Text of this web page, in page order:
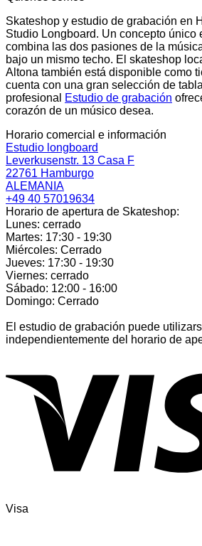
Skateshop y estudio de grabación en
Studio Longboard. Un concepto único
combina las dos pasiones de la
bajo un mismo techo. El skateshop
Altona también está disponible como
cuenta con una gran selección de
profesional
Estudio de grabación
corazón de un músico desea.
Horario comercial e información
Estudio longboard
Leverkusenstr. 13 Casa F
22761 Hamburgo
ALEMANIA
+49 40 57019634
Horario de apertura de Skateshop:
Lunes: cerrado
Martes: 17:30 - 19:30
Miércoles: Cerrado
Jueves: 17:30 - 19:30
Viernes: cerrado
Sábado: 12:00 - 16:00
Domingo: Cerrado
El estudio de grabación puede
independientemente del horario de
Visa